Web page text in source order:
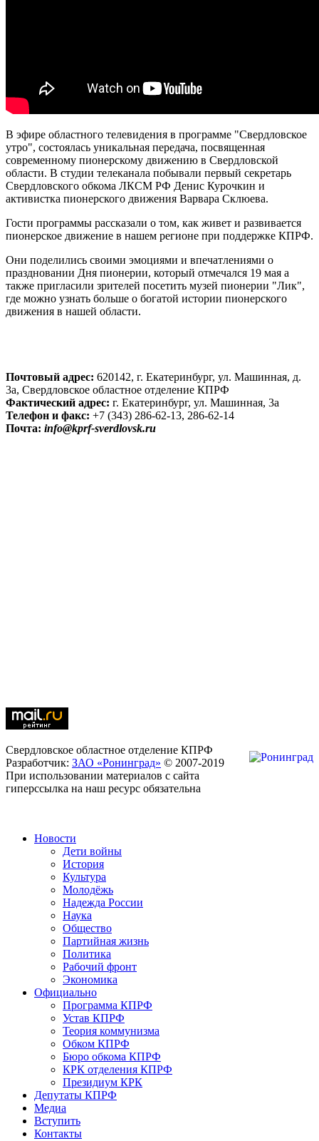
В эфире областного телевидения в программе "Свердловское
утро", состоялась уникальная передача, посвященная
современному пионерскому движению в Свердловской
области. В студии телеканала побывали первый секретарь
Свердловского обкома ЛКСМ РФ Денис Курочкин и
активистка пионерского движения Варвара Склюева.
Гости программы рассказали о том, как живет и развивается
пионерское движение в нашем регионе при поддержке КПРФ.
Они поделились своими эмоциями и впечатлениями о
праздновании Дня пионерии, который отмечался 19 мая а
также пригласили зрителей посетить музей пионерии "Лик",
где можно узнать больше о богатой истории пионерского
движения в нашей области.
Почтовый адрес: 620142, г. Екатеринбург, ул. Машинная, д.
3а, Свердловское областное отделение КПРФ
Фактический адрес: г. Екатеринбург, ул. Машинная, 3а
Телефон и факс: +7 (343) 286-62-13, 286-62-14
Почта: info@kprf-sverdlovsk.ru
Свердловское областное отделение КПРФ
Разработчик: ЗАО «Ронинград» © 2007-2019
При использовании материалов с сайта
гиперссылка на наш ресурс обязательна
Новости
Дети войны
История
Культура
Молодёжь
Надежда России
Наука
Общество
Партийная жизнь
Политика
Рабочий фронт
Экономика
Официально
Программа КПРФ
Устав КПРФ
Теория коммунизма
Обком КПРФ
Бюро обкома КПРФ
КРК отделения КПРФ
Президиум КРК
Депутаты КПРФ
Медиа
Вступить
Контакты